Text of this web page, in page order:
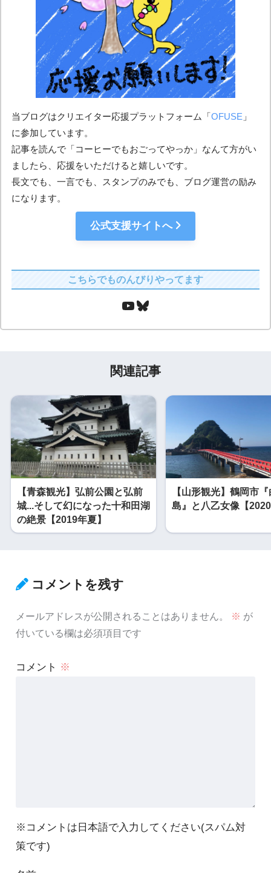
当ブログはクリエイター応援プラットフォーム「OFUSE 」
に参加しています。
記事を読んで「コーヒーでもおごってやっか」なんて方がい
ましたら、応援をいただけると嬉しいです。
長文でも、一言でも、スタンプのみでも、ブログ運営の励み
になります。
公式支援サイトへ
こちらでものんびりやってます
関連記事
【青森観光】弘前公園と弘前
城...そして幻になった十和田湖
の絶景【2019年夏】
【山形観光】鶴岡市
島』と八乙女像【
コメントを残す
メールアドレスが公開されることはありません。 ※ が
付いている欄は必須項目です
コメント ※
※コメントは日本語で入力してください(スパム対
策です)